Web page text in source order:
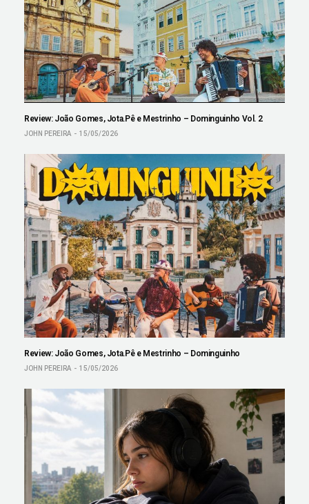
Review: João Gomes, Jota.Pê e Mestrinho – Dominguinho Vol. 2
JOHN PEREIRA 15/05/2026
Review: João Gomes, Jota.Pê e Mestrinho – Dominguinho
JOHN PEREIRA 15/05/2026